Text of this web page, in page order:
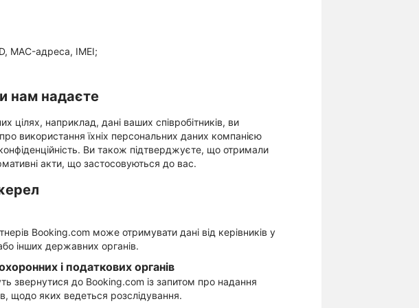
MAC-адреса, IMEI;
нам надаєте
цілях, наприклад, дані ваших співробітників, ви
використання їхніх персональних даних компанією
Ви також підтверджуєте, що отримали
акти, що застосовуються до вас.
Booking.com може отримувати дані від керівників у
інших державних органів.
і податкових органів
звернутися до Booking.com із запитом про надання
щодо яких ведеться розслідування.